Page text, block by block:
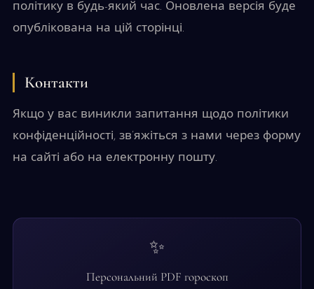
політику в будь-який час. Оновлена версія буде
опублікована на цій сторінці.
Контакти
Якщо у вас виникли запитання щодо політики
конфіденційності, зв’яжіться з нами через форму
на сайті або на електронну пошту.
✨
Персональний PDF гороскоп